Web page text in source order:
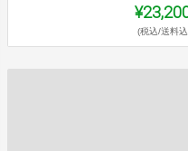
(税込/送料